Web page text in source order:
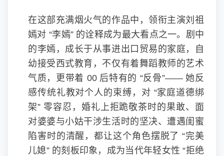
在这部充满烟火气的作品中，领衔主演刘祖
嫣对 “李嫣” 的诠释成为最大看点之一。剧中
的李嫣，成长于从事进出口贸易的家庭，自
幼接受西式教育，不仅有着舞蹈教师的艺术
气质，更带着 00 后特有的 “反骨”—— 她反
感传统礼教对个人的束缚，对 “家庭道德绑
架” 零容忍，婚礼上拒跪敬茶时的果敢、面
对婆婆与小姑干涉生活时的坚决、遭遇闺蜜
陷害时的清醒，都让这个角色摆脱了 “完美
儿媳” 的刻板印象，成为当代年轻女性 “拒绝